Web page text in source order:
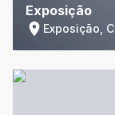
Exposição
Exposição,